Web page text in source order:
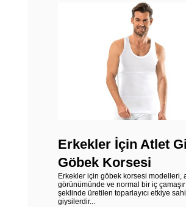
Erkekler İçin Atlet
Göbek Korsesi
Erkekler için göbek korsesi modelleri,
görünümünde ve normal bir iç
şeklinde üretilen toparlayıcı etkiye
giysilerdir...